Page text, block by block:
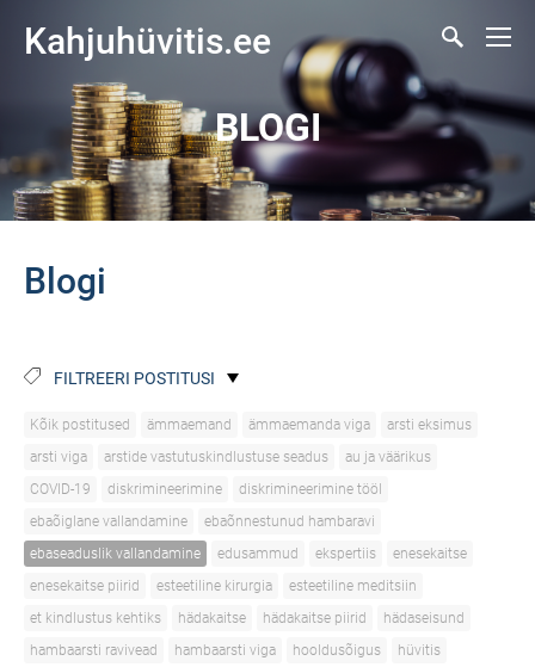
Kahjuhüvitis.ee
BLOGI
Blogi
FILTREERI POSTITUSI
Kõik postitused ämmaemand ämmaemanda viga
arsti eksimus
arsti viga
arstide vastutuskindlustuse seadus
au ja väärikus
COVID-19
diskrimineerimine
diskrimineerimine tööl
ebaõiglane vallandamine
ebaõnnestunud hambaravi
ebaseaduslik vallandamine
edusammud ekspertiis
enesekaitse
enesekaitse piirid
esteetiline kirurgia
esteetiline meditsiin
et kindlustus kehtiks
hädakaitse hädakaitse piirid
hädaseisund
hambaarsti ravivead
hambaarsti viga hooldusõigus
hüvitis